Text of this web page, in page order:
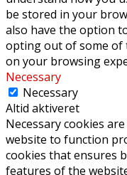
be stored in your
also have the option
opting out of some of
on your browsing
Necessary
Necessary
Altid aktiveret
Necessary cookies
website to function
cookies that ensures
features of the